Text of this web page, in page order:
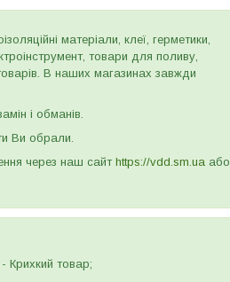
матеріали, клеї, герметики,
товари для поливу,
В наших магазинах завжди
і обманів.
Ви обрали.
через наш сайт https://vdd.sm.ua або
Крихкий товар;